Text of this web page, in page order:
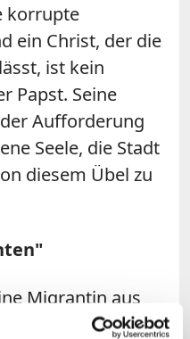
korrupte
ein Christ, der die
ist kein
Papst. Seine
Aufforderung
Seele, die Stadt
diesem Übel zu
Migrantin aus
und der